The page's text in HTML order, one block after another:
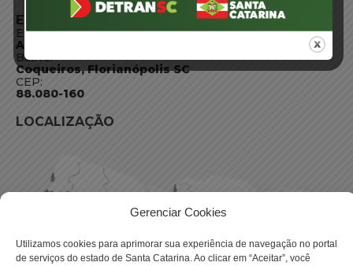
Gerenciar Cookies
Utilizamos cookies para aprimorar sua experiência de navegação no portal
de serviços do estado de Santa Catarina. Ao clicar em “Aceitar”, você
ENDEREÇO
Endereço:
Av. Almirante Tamandaré - 480
Bairro:
Coqueiros, Florianópolis SC
CEP:
88.080-160
LOCALIZAÇÃO